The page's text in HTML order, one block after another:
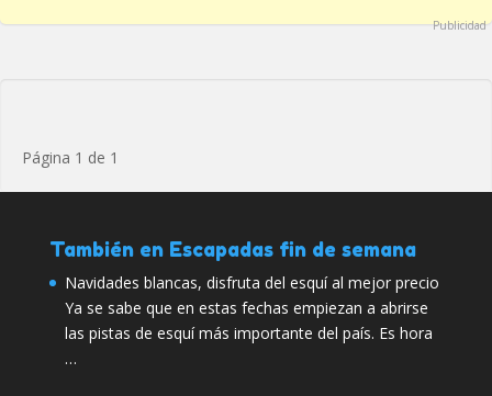
Publicidad
Página 1 de 1
También en Escapadas fin de semana
Navidades blancas, disfruta del esquí al mejor precio
Ya se sabe que en estas fechas empiezan a abrirse
las pistas de esquí más importante del país. Es hora
…